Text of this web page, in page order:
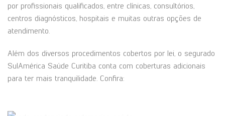
por profissionais qualificados, entre clínicas, consultórios,
centros diagnósticos, hospitais e muitas outras opções de
atendimento.
Além dos diversos procedimentos cobertos por lei, o segurado
SulAmérica Saúde Curitiba conta com coberturas adicionais
para ter mais tranquilidade. Confira: